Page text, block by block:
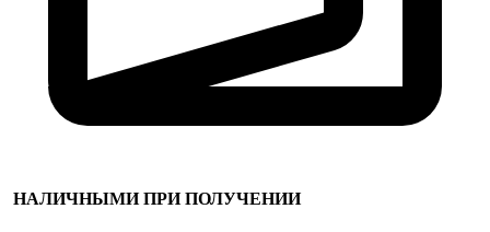
НАЛИЧНЫМИ ПРИ ПОЛУЧЕНИИ